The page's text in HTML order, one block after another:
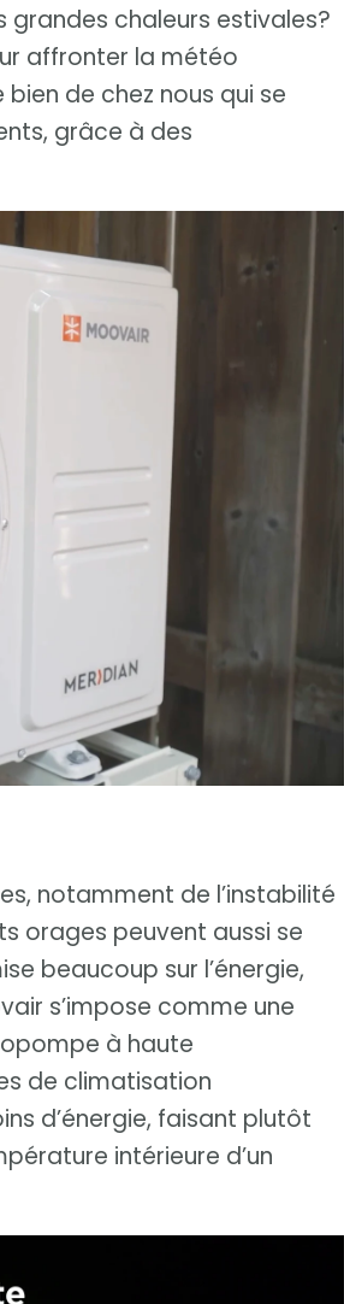
grandes chaleurs estivales?
affronter la météo
de chez nous qui se
grâce à des
notamment de l’instabilité
orages peuvent aussi se
beaucoup sur l’énergie,
s’impose comme une
à haute
de climatisation
d’énergie, faisant plutôt
intérieure d’un